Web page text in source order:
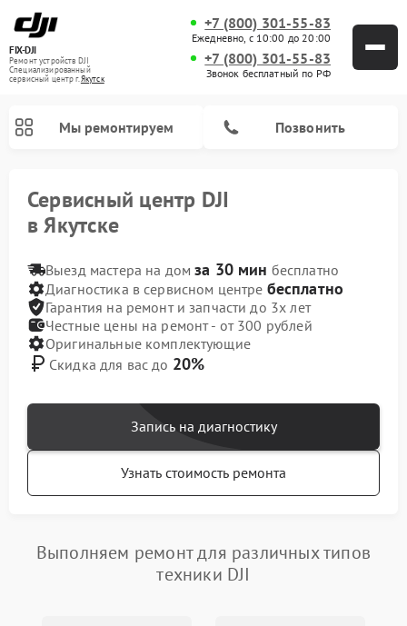
FIX-DJI
Ремонт устройств DJI
Специализированный
cервисный центр г.Якутск
+7 (800) 301-55-83
Ежедневно, с 10:00 до 20:00
+7 (800) 301-55-83
Звонок бесплатный по РФ
Мы ремонтируем Позвонить
Сервисный центр DJI
в Якутске
Выезд мастера на домза 30 мин бесплатно
Диагностика в сервисном центре бесплатно
Гарантия на ремонт и запчасти до 3х лет
Честные цены на ремонт - от 300 рублей
Оригинальные комплектующие
Скидка для вас до 20%
Запись на диагностику
Узнать стоимость ремонта
Выполняем ремонт для различных типов
техники DJI